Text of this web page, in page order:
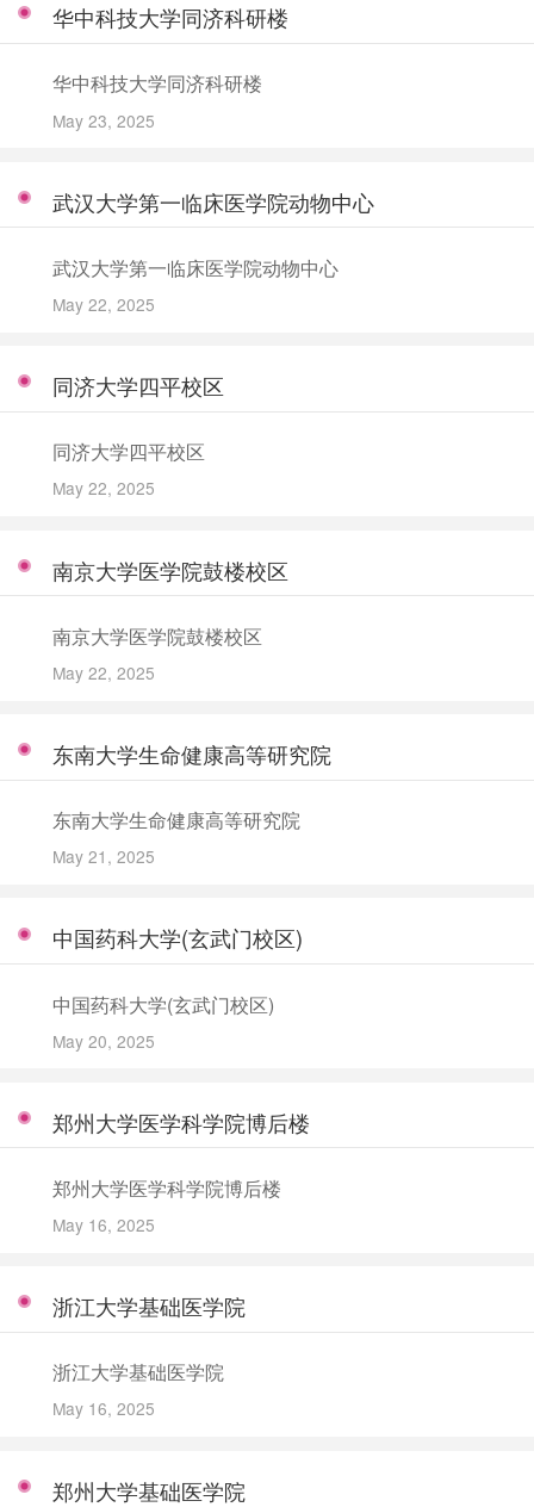
华中科技大学同济科研楼
华中科技大学同济科研楼
May 23, 2025
武汉大学第一临床医学院动物中心
武汉大学第一临床医学院动物中心
May 22, 2025
同济大学四平校区
同济大学四平校区
May 22, 2025
南京大学医学院鼓楼校区
南京大学医学院鼓楼校区
May 22, 2025
东南大学生命健康高等研究院
东南大学生命健康高等研究院
May 21, 2025
中国药科大学(玄武门校区)
中国药科大学(玄武门校区)
May 20, 2025
郑州大学医学科学院博后楼
郑州大学医学科学院博后楼
May 16, 2025
浙江大学基础医学院
浙江大学基础医学院
May 16, 2025
郑州大学基础医学院